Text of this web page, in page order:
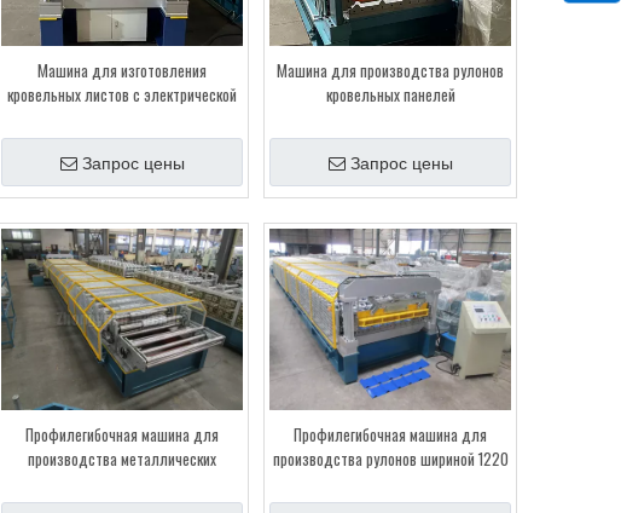
Машина для изготовления
кровельных листов с электрической
Запрос цены
Машина для производства рулонов
кровельных панелей
Запрос цены
Профилегибочная машина для
производства металлических
Controller T8 со сроком службы 15 лет
Профилегибочная машина для
производства рулонов шириной 1220